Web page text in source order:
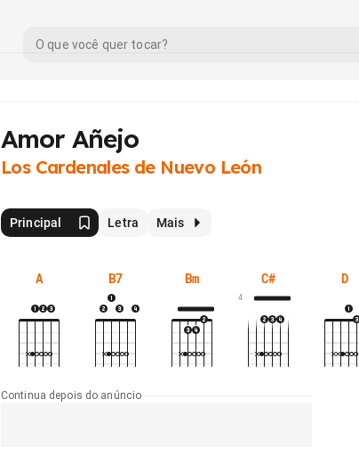
Amor Añejo
Los Cardenales de Nuevo León
Principal Letra Mais
A B7 Bm C#
4
D
Continua depois do anúncio